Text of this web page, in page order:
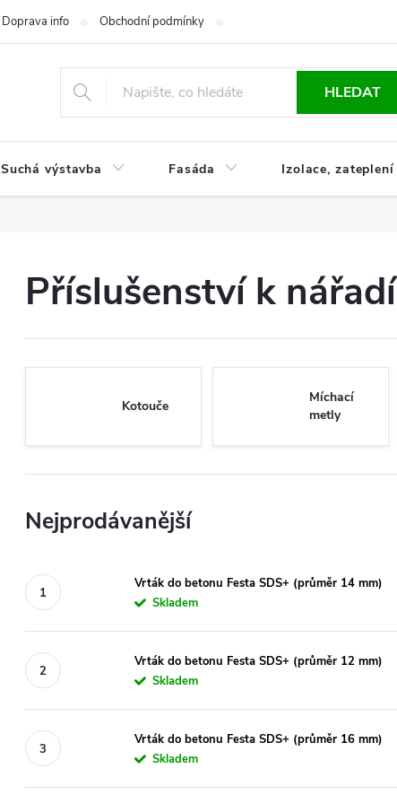
Doprava info Obchodní podmínky
HLEDAT
Suchá výstavba Fasáda Izolace, zateplení
Příslušenství k nářadí
Kotouče
Míchací
metly
Nejprodávanější
Vrták do betonu Festa SDS+ (průměr 14 mm)
Skladem
Vrták do betonu Festa SDS+ (průměr 12 mm)
Skladem
Vrták do betonu Festa SDS+ (průměr 16 mm)
Skladem